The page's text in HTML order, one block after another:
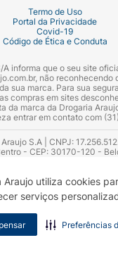
Araujo utiliza cookies
serviços
Preferências
Termo de Uso
Portal da Privacidade
Covid-19
Código de Ética e Conduta
A informa que o seu site
não reconhecendo
sua marca. Para sua
compras em sites
da marca da Drogaria
entrar em contato com
S.A | CNPJ:
- CEP: 30170-120 -
10.965 | Yasmin Silva
Thiago Aguiar Pinheiro - CRF
Autorização de